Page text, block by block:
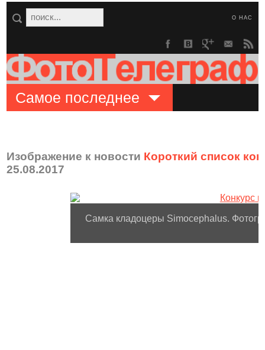
О НАС
Самое последнее
Изображение к новости Короткий список
25.08.2017
Самка кладоцеры Simocephalus.